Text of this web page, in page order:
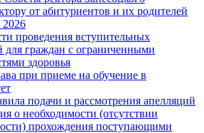
от абитуриентов и их родителей
проведения вступительных
для граждан с ограниченными
здоровья
при приеме на обучение в
подачи и рассмотрения апелляций
о необходимости (отсутствии
прохождения поступающими